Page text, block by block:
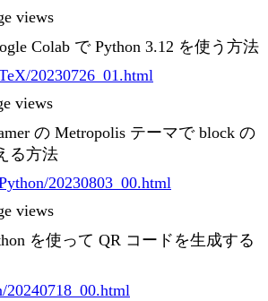
views
Colab で Python 3.12 を使う方法
20230726_01.html
views
の Metropolis テーマで block の
る方法
20230803_00.html
views
を使って QR コードを生成する
20240718_00.html